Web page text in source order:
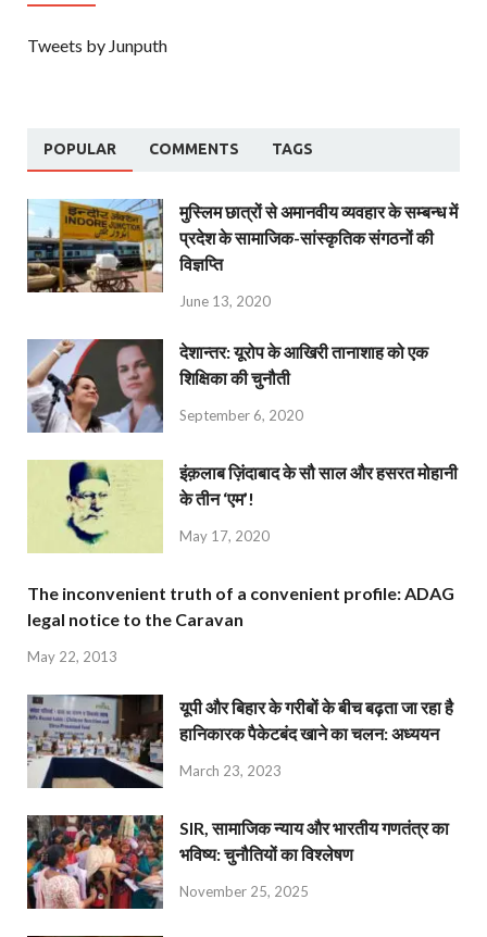
Tweets by Junputh
POPULAR COMMENTS TAGS
मुस्लिम छात्रों से अमानवीय व्यवहार के सम्बन्ध में
प्रदेश के सामाजिक-सांस्कृतिक संगठनों की
विज्ञप्ति
June 13, 2020
देशान्‍तर: यूरोप के आखिरी तानाशाह को एक
शिक्षिका की चुनौती
September 6, 2020
इंक़लाब ज़िंदाबाद के सौ साल और हसरत मोहानी
के तीन ‘एम’!
May 17, 2020
The inconvenient truth of a convenient profile: ADAG
legal notice to the Caravan
May 22, 2013
यूपी और बिहार के गरीबों के बीच बढ़ता जा रहा है
हानिकारक पैकेटबंद खाने का चलन: अध्ययन
March 23, 2023
SIR, सामाजिक न्याय और भारतीय गणतंत्र का
भविष्य: चुनौतियों का विश्लेषण
November 25, 2025